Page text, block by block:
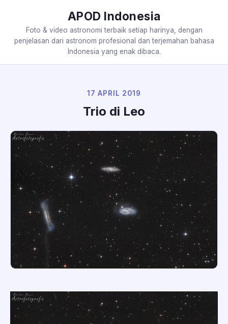
APOD Indonesia
Foto & video astronomi terbaik setiap harinya, dengan
penjelasan dari astronom profesional dan terjemahan bahasa
Indonesia yang enak dibaca.
17 APRIL 2019
Trio di Leo